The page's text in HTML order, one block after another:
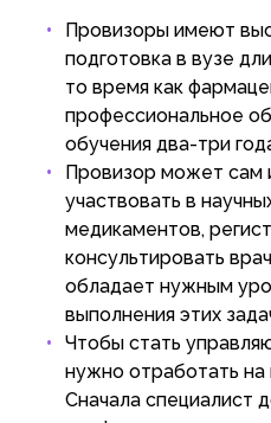
Провизоры имеют
подготовка в вузе
то время как
профессиональное
обучения два-три
Провизор может сам
участвовать в
медикаментов,
консультировать
обладает нужным
выполнения этих
Чтобы стать
нужно отработать на
Сначала специалист